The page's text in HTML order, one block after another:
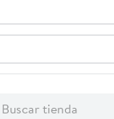
Buscar tienda